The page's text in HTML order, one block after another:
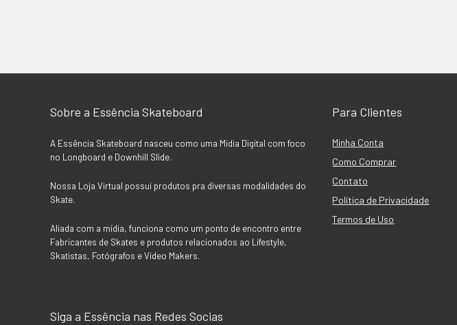
Sobre a Essência Skateboard
A Essência Skateboard nasceu como uma Mídia Digital com foco
no Longboard e Downhill Slide.
Nossa Loja Virtual possui produtos pra diversas modalidades do
Skate.
Aliada com a mídia, funciona como um ponto de encontro entre
Fabricantes de Skates e produtos relacionados ao Lifestyle,
Skatistas, Fotógrafos e Vídeo Makers.
Siga a Essência nas Redes Socias
Para Clientes
Minha Conta
Como Comprar
Contato
Política de Privacidade
Termos de Uso